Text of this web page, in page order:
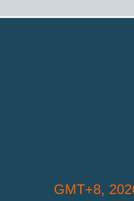
GMT+8,